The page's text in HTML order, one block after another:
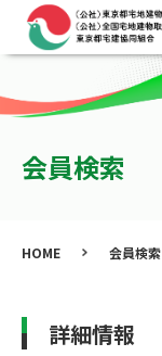
会員検索
HOME 会員検索
詳細情報